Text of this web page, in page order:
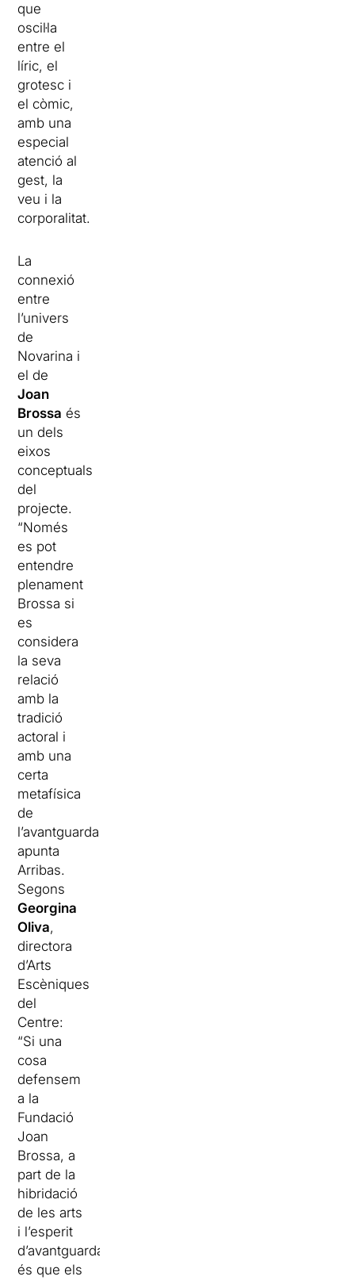
que
oscil·la
entre el
líric, el
grotesc i
el còmic,
amb una
especial
atenció al
gest, la
veu i la
corporalitat.
La
connexió
entre
l’univers
de
Novarina i
el de
Joan
Brossa és
un dels
eixos
conceptuals
del
projecte.
“Només
es pot
entendre
plenament
Brossa si
es
considera
la seva
relació
amb la
tradició
actoral i
amb una
certa
metafísica
de
l’avantguarda”,
apunta
Arribas.
Segons
Georgina
Oliva,
directora
d’Arts
Escèniques
del
Centre:
“Si una
cosa
defensem
a la
Fundació
Joan
Brossa, a
part de la
hibridació
de les arts
i l’esperit
d’avantguarda,
és que els